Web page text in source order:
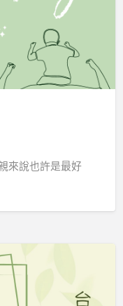
來說也許是最好